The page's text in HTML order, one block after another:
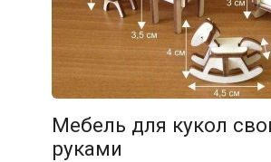
Мебель для кукол
руками